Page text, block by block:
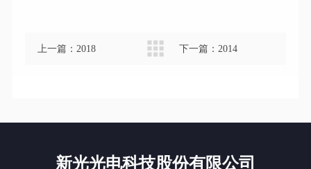
上一篇： 2018 下一篇： 2014
新光光电科技股份有限公司